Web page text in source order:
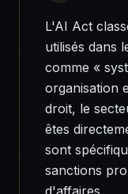
L'AI Act
utilisés dans
comme «
organisation
droit, le
êtes
sont
sanctions
d'affaires.